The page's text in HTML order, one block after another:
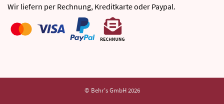
Wir liefern per Rechnung, Kreditkarte oder Paypal.
© Behr's GmbH 2026